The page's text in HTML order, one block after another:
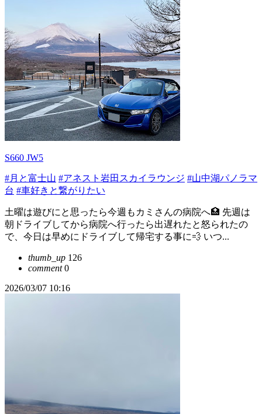
S660 JW5
#月と富士山 #アネスト岩田スカイラウンジ #山中湖パノラマ
台 #車好きと繋がりたい
土曜は遊びにと思ったら今週もカミさんの病院へ🏥 先週は
朝ドライブしてから病院へ行ったら出遅れたと怒られたの
で、今日は早めにドライブして帰宅する事に💨 いつ...
thumb_up 126
comment0
2026/03/07 10:16